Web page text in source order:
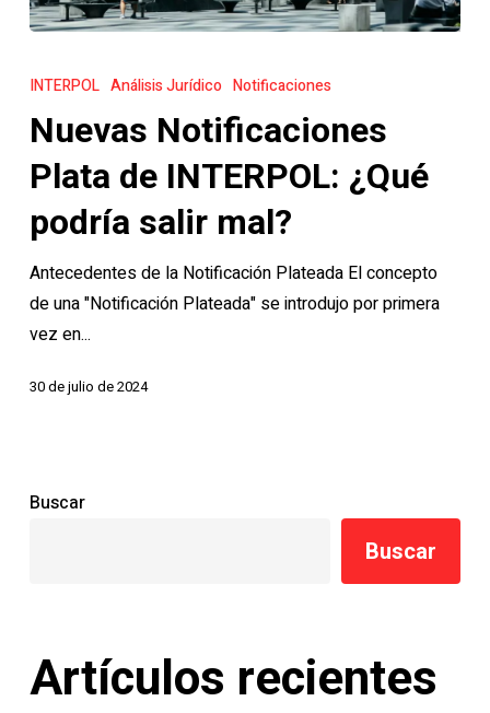
Notificaciones
de
INTERPOL:
podría
salir
mal?
INTERPOL Análisis Jurídico Notificaciones
Nuevas Notificaciones
Plata de INTERPOL: ¿Qué
podría salir mal?
Antecedentes de la Notificación Plateada El concepto
de una "Notificación Plateada" se introdujo por primera
vez en...
30 de julio de 2024
Buscar
Buscar
Artículos recientes